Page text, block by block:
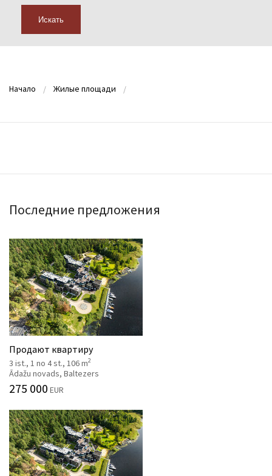
Искать
Начало Жилые площади
Последние предложения
Продают квартиру
3 ist., 1 no 4 st., 106 m2
Ādažu novads, Baltezers
275 000 EUR